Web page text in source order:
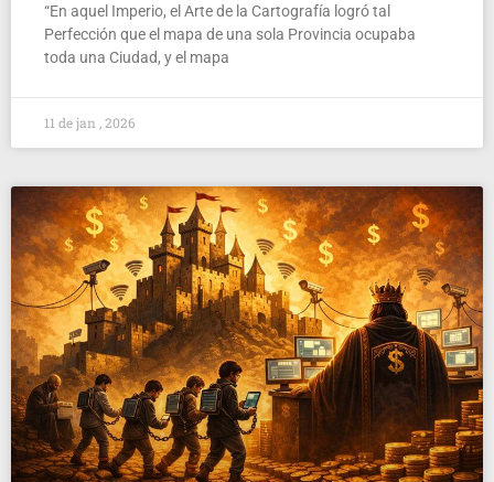
“En aquel Imperio, el Arte de la Cartografía logró tal
Perfección que el mapa de una sola Provincia ocupaba
toda una Ciudad, y el mapa
11 de jan , 2026